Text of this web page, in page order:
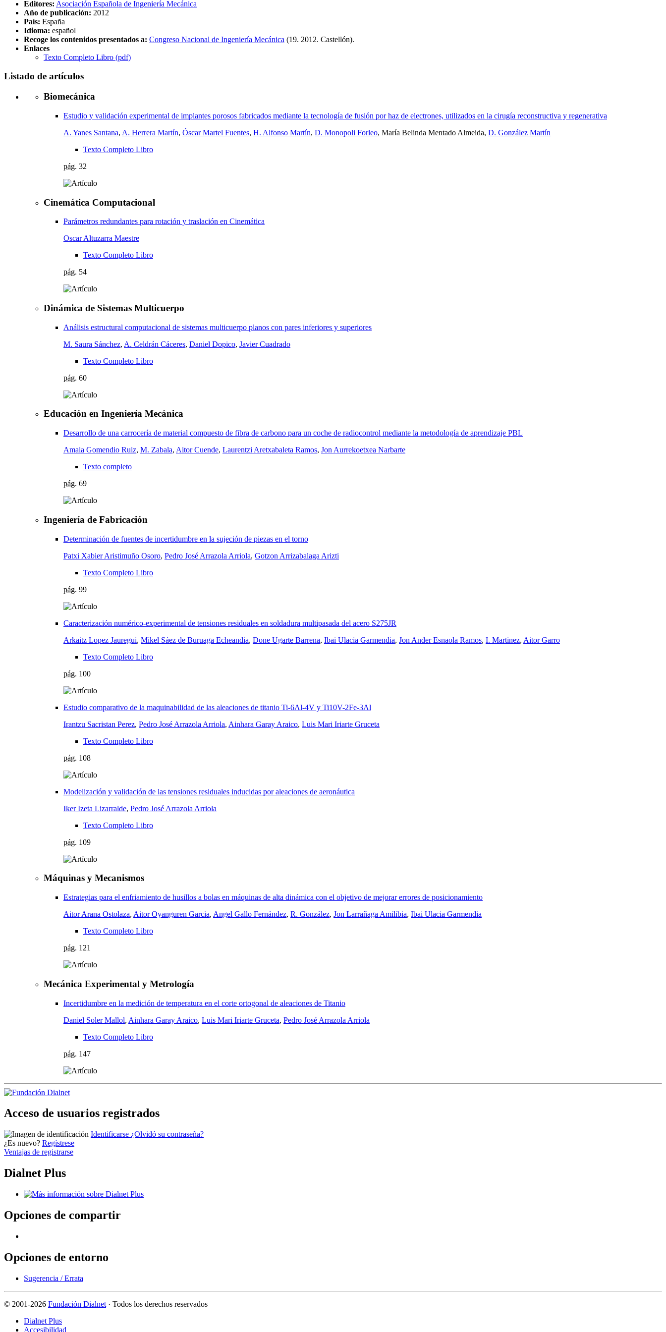
Editores: Asociación Española de Ingeniería Mecánica
Año de publicación: 2012
País: España
Idioma: español
Recoge los contenidos presentados a: Congreso Nacional de Ingeniería Mecánica (19. 2012. Castellón).
Enlaces
Texto Completo Libro (pdf)
Listado de artículos
Biomecánica
Estudio y validación experimental de implantes porosos fabricados mediante la tecnología de fusión por haz de electrones, utilizados en la cirugía reconstructiva y regenerativa
A. Yanes Santana, A. Herrera Martín, Óscar Martel Fuentes, H. Alfonso Martín, D. Monopoli Forleo, María Belinda Mentado Almeida, D. González Martín
Texto Completo Libro
pág. 32
Cinemática Computacional
Parámetros redundantes para rotación y traslación en Cinemática
Oscar Altuzarra Maestre
Texto Completo Libro
pág. 54
Dinámica de Sistemas Multicuerpo
Análisis estructural computacional de sistemas multicuerpo planos con pares inferiores y superiores
M. Saura Sánchez, A. Celdrán Cáceres, Daniel Dopico, Javier Cuadrado
Texto Completo Libro
pág. 60
Educación en Ingeniería Mecánica
Desarrollo de una carrocería de material compuesto de fibra de carbono para un coche de radiocontrol mediante la metodología de aprendizaje PBL
Amaia Gomendio Ruiz, M. Zabala, Aitor Cuende, Laurentzi Aretxabaleta Ramos, Jon Aurrekoetxea Narbarte
Texto completo
pág. 69
Ingeniería de Fabricación
Determinación de fuentes de incertidumbre en la sujeción de piezas en el torno
Patxi Xabier Aristimuño Osoro, Pedro José Arrazola Arriola, Gotzon Arrizabalaga Arizti
Texto Completo Libro
pág. 99
Caracterización numérico-experimental de tensiones residuales en soldadura multipasada del acero S275JR
Arkaitz Lopez Jauregui, Mikel Sáez de Buruaga Echeandia, Done Ugarte Barrena, Ibai Ulacia Garmendia, Jon Ander Esnaola Ramos, I. Martinez, Aitor Garro
Texto Completo Libro
pág. 100
Estudio comparativo de la maquinabilidad de las aleaciones de titanio Ti-6Al-4V y Ti10V-2Fe-3Al
Irantzu Sacristan Perez, Pedro José Arrazola Arriola, Ainhara Garay Araico, Luis Mari Iriarte Gruceta
Texto Completo Libro
pág. 108
Modelización y validación de las tensiones residuales inducidas por aleaciones de aeronáutica
Iker Izeta Lizarralde, Pedro José Arrazola Arriola
Texto Completo Libro
pág. 109
Máquinas y Mecanismos
Estrategias para el enfriamiento de husillos a bolas en máquinas de alta dinámica con el objetivo de mejorar errores de posicionamiento
Aitor Arana Ostolaza, Aitor Oyanguren Garcia, Angel Gallo Fernández, R. González, Jon Larrañaga Amilibia, Ibai Ulacia Garmendia
Texto Completo Libro
pág. 121
Mecánica Experimental y Metrología
Incertidumbre en la medición de temperatura en el corte ortogonal de aleaciones de Titanio
Daniel Soler Mallol, Ainhara Garay Araico, Luis Mari Iriarte Gruceta, Pedro José Arrazola Arriola
Texto Completo Libro
pág. 147
Acceso de usuarios registrados
Identificarse ¿Olvidó su contraseña?
¿Es nuevo? Regístrese
Ventajas de registrarse
Dialnet Plus
Opciones de compartir
Opciones de entorno
Sugerencia / Errata
© 2001-2026 Fundación Dialnet · Todos los derechos reservados
Dialnet Plus
Accesibilidad